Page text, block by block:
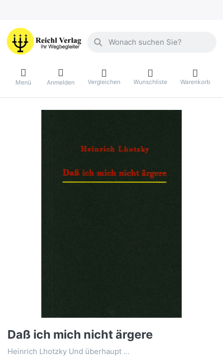
Geben Sie einen Suchbegriff ein.
Menü Anmelden Vergleichen Wunschliste Warenkorb
Daß ich mich nicht ärgere
Heinrich Lhotzky Und überhaupt ...